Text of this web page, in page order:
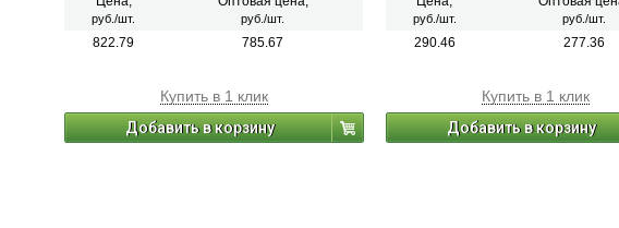
значительных усилий, а также для зачистки
сварных швов.
руб./шт. руб./шт.
822.79 785.67
Купить в 1 клик
Добавить в корзину
значительных усилий, а также для
сварных швов.
руб./шт. руб./шт.
290.46 277.36
Купить в 1 клик
Добавить в корзину